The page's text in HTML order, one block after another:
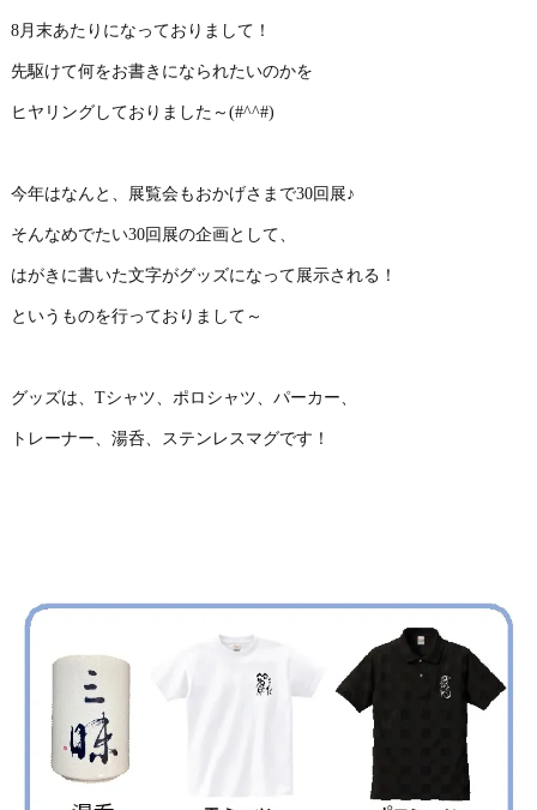
8月末あたりになっておりまして！
先駆けて何をお書きになられたいのかを
ヒヤリングしておりました～(#^^#)
今年はなんと、展覧会もおかげさまで30回展♪
そんなめでたい30回展の企画として、
はがきに書いた文字がグッズになって展示される！
というものを行っておりまして～
グッズは、Tシャツ、ポロシャツ、パーカー、
トレーナー、湯呑、ステンレスマグです！